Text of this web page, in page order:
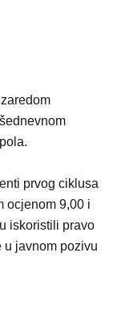
prvog ciklusa
ocjenom 9,00 i
iskoristili pravo
u javnom pozivu